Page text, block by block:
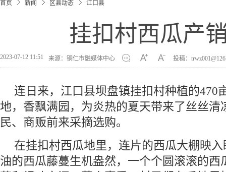
首页 新闻 区县动态 江口县
挂扣村西瓜产
2023-07-12 11:51 来源：铜仁市融媒体中心 投稿：
连日来，江口县坝盘镇挂扣村种植的470
地，香飘满园，为炎热的夏天带来了丝丝清
民、商贩前来采摘选购。
在挂扣村西瓜地里，连片的西瓜大棚映
油的西瓜藤蔓生机盎然，一个个圆滚滚的西